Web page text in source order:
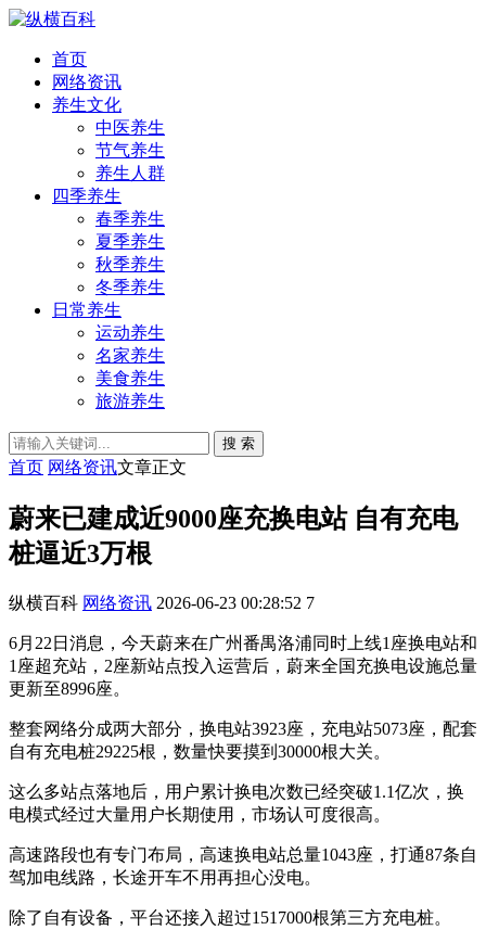
首页
网络资讯
养生文化
中医养生
节气养生
养生人群
四季养生
春季养生
夏季养生
秋季养生
冬季养生
日常养生
运动养生
名家养生
美食养生
旅游养生
搜 索
首页 网络资讯文章正文
蔚来已建成近9000座充换电站 自有充电
桩逼近3万根
纵横百科 网络资讯 2026-06-23 00:28:52 7
6月22日消息，今天蔚来在广州番禺洛浦同时上线1座换电站和
1座超充站，2座新站点投入运营后，蔚来全国充换电设施总量
更新至8996座。
整套网络分成两大部分，换电站3923座，充电站5073座，配套
自有充电桩29225根，数量快要摸到30000根大关。
这么多站点落地后，用户累计换电次数已经突破1.1亿次，换
电模式经过大量用户长期使用，市场认可度很高。
高速路段也有专门布局，高速换电站总量1043座，打通87条自
驾加电线路，长途开车不用再担心没电。
除了自有设备，平台还接入超过1517000根第三方充电桩。